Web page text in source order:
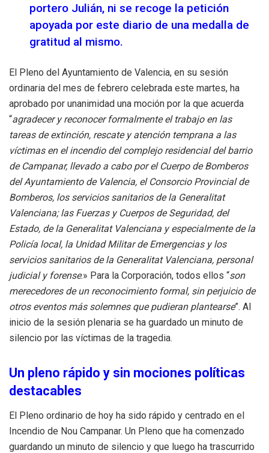
portero Julián, ni se recoge la petición
apoyada por este diario de una medalla de
gratitud al mismo.
El Pleno del Ayuntamiento de Valencia, en su sesión
ordinaria del mes de febrero celebrada este martes, ha
aprobado por unanimidad una moción por la que acuerda
“agradecer y reconocer formalmente el trabajo en las
tareas de extinción, rescate y atención temprana a las
víctimas en el incendio del complejo residencial del barrio
de Campanar, llevado a cabo por el Cuerpo de Bomberos
del Ayuntamiento de Valencia, el Consorcio Provincial de
Bomberos, los servicios sanitarios de la Generalitat
Valenciana; las Fuerzas y Cuerpos de Seguridad, del
Estado, de la Generalitat Valenciana y especialmente de la
Policía local, la Unidad Militar de Emergencias y los
servicios sanitarios de la Generalitat Valenciana, personal
judicial y forense.» Para la Corporación, todos ellos “son
merecedores de un reconocimiento formal, sin perjuicio de
otros eventos más solemnes que pudieran plantearse”. Al
inicio de la sesión plenaria se ha guardado un minuto de
silencio por las víctimas de la tragedia.
Un pleno rápido y sin mociones políticas
destacables
El Pleno ordinario de hoy ha sido rápido y centrado en el
Incendio de Nou Campanar. Un Pleno que ha comenzado
guardando un minuto de silencio y que luego ha trascurrido